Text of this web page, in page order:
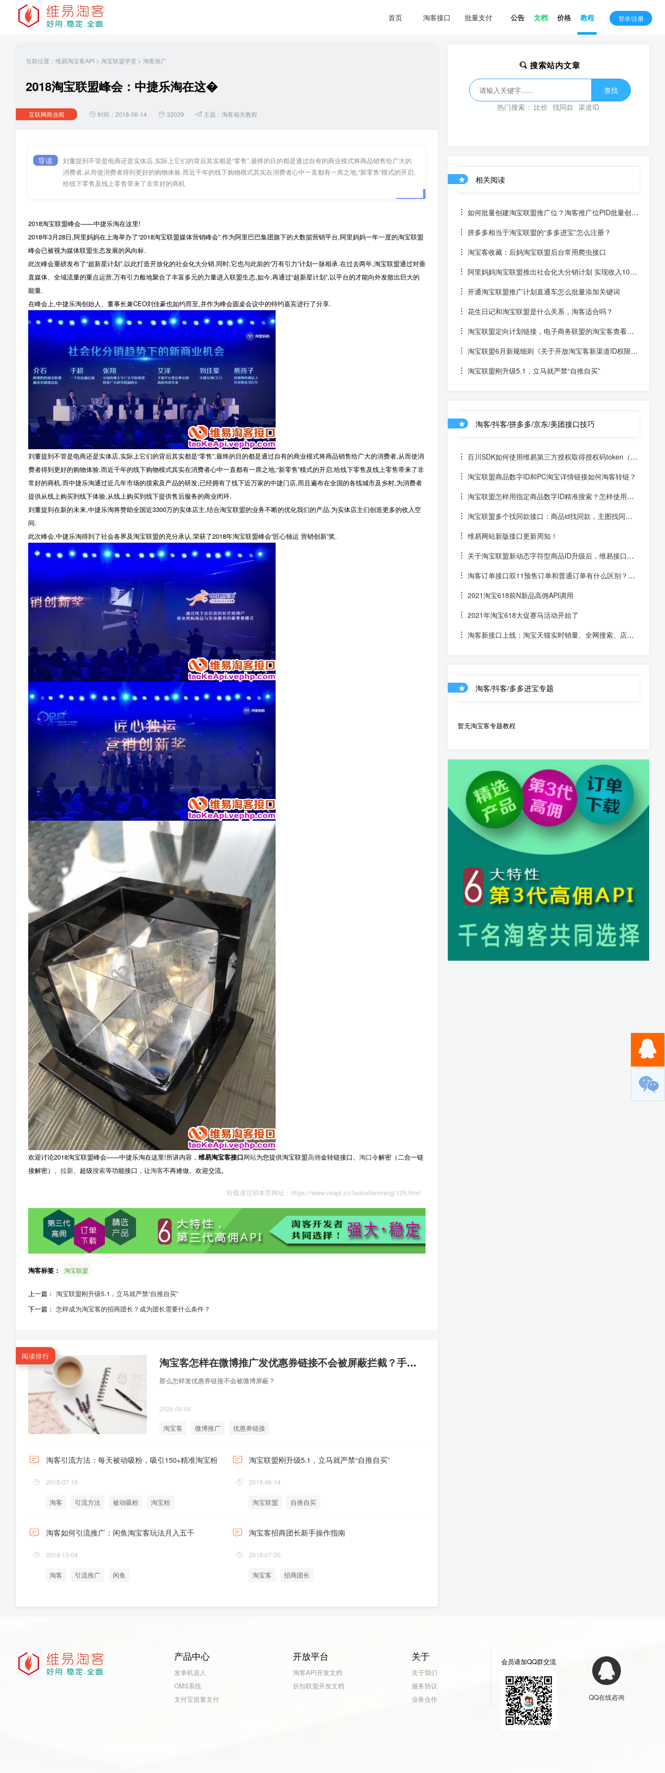
首页 淘客接口 批量支付 公告 文档 价格 教程 登录/注册
当前位置： 维易淘宝客API > 淘宝联盟学堂 > 淘客推广
2018淘宝联盟峰会：中捷乐淘在这�
互联网商业闻 时间：2018-06-14 32029 主题： 淘客相关教程
导读
刘董提到不管是电商还是实体店,实际上它们的背后其实都是“零售”,最终的目的都是通过自有的商业模式将商品销售给广大的
消费者,从而使消费者得到更好的购物体验.而近千年的线下购物模式其实在消费者心中一直都有一席之地,“新零售”模式的开启,
给线下零售及线上零售带来了非常好的商机
2018淘宝联盟峰会——中捷乐淘在这里!
2018年3月28日,阿里妈妈在上海举办了“2018淘宝联盟媒体营销峰会”.作为阿里巴巴集团旗下的大数据营销平台,阿里妈妈一年一度的淘宝联盟
峰会已被视为媒体联盟生态发展的风向标.
此次峰会重磅发布了“超新星计划”,以此打造开放化的社会化大分销.同时,它也与此前的“万有引力”计划一脉相承.在过去两年,淘宝联盟通过对垂
直媒体、全域流量的重点运营,万有引力般地聚合了丰富多元的力量进入联盟生态,如今,再通过“超新星计划”,以平台的才能向外发散出巨大的
能量.
在峰会上,中捷乐淘创始人、董事长兼CEO刘佳豪也如约而至,并作为峰会圆桌会议中的特约嘉宾进行了分享.
刘董提到不管是电商还是实体店,实际上它们的背后其实都是“零售”,最终的目的都是通过自有的商业模式将商品销售给广大的消费者,从而使消
费者得到更好的购物体验.而近千年的线下购物模式其实在消费者心中一直都有一席之地,“新零售”模式的开启,给线下零售及线上零售带来了非
常好的商机.而中捷乐淘通过近几年市场的摸索及产品的研发,已经拥有了线下近万家的中捷门店,而且遍布在全国的各线城市及乡村,为消费者
提供从线上购买到线下体验,从线上购买到线下提供售后服务的商业闭环.
刘董提到在新的未来,中捷乐淘将赞助全国近3300万的实体店主,结合淘宝联盟的业务不断的优化我们的产品,为实体店主们创造更多的收入空
间.
此次峰会,中捷乐淘得到了社会各界及淘宝联盟的充分承认,荣获了2018年淘宝联盟峰会“匠心独运 营销创新”奖.
欢迎讨论2018淘宝联盟峰会——中捷乐淘在这里!所讲内容， 维易淘宝客接口网站为您提供淘宝联盟高佣金转链接口、 淘口令解密（二合一链
接解密）、 拉新、超级搜索等功能接口，让淘客不再难做。欢迎交流。
转载请注明本页网址： https://www.veapi.cn/taokelianmeng/125.html
淘客标签： 淘宝联盟
上一篇： 淘宝联盟刚升级5.1，立马就严禁“自推自买”
下一篇： 怎样成为淘宝客的招商团长？成为团长需要什么条件？
阅读排行 淘宝客怎样在微博推广发优惠券链接不会被屏蔽拦截？手机新浪微博APP怎么直接跳到淘宝APP领券？
那么怎样发优惠券链接不会被微博屏蔽？
2026-08-06
淘宝客 微博推广 优惠券链接
淘客引流方法：每天被动吸粉，吸引150+精准淘宝粉
2018-07-19
淘客 引流方法 被动吸粉 淘宝粉
淘宝联盟刚升级5.1，立马就严禁“自推自买”
2018-06-14
淘宝联盟 自推自买
淘客如何引流推广：闲鱼淘宝客玩法月入五千
2018-10-04
淘客 引流推广 闲鱼
淘宝客招商团长新手操作指南
2018-07-20
淘宝客 招商团长
搜索站内文章
查找
热门搜索： 比价 找同款 渠道ID
相关阅读
如何批量创建淘宝联盟推广位？淘客推广位PID批量创建
软件下载
拼多多相当于淘宝联盟的“多多进宝”怎么注册？
淘宝客收藏：后妈淘宝联盟后台常用爬虫接口
阿里妈妈淘宝联盟推出社会化大分销计划 实现收入10万
+ 开通淘宝联盟推广计划直通车怎么批量添加关键词
花生日记和淘宝联盟是什么关系，淘客适合吗？
淘宝联盟定向计划链接，电子商务联盟的淘宝客查看教
程 淘宝联盟6月新规细则《关于开放淘宝客新渠道ID权限的
公告》
淘宝联盟刚升级5.1，立马就严禁“自推自买”
淘客/抖客/拼多多/京东/美团接口技巧
百川SDK如何使用维易第三方授权取得授权码token（un
iapp）
淘宝联盟商品数字ID和PC淘宝详情链接如何淘客转链？
淘宝联盟怎样用指定商品数字ID精准搜索？怎样使用数
字ID和场景ID2转链？
淘宝联盟多个找同款接口：商品id找同款，主图找同
款，SKU找同款
维易网站新版接口更新周知！
关于淘宝联盟新动态字符型商品ID升级后，维易接口跟
进情况和API调用说明
淘客订单接口双11预售订单和普通订单有什么区别？怎
么区分是淘客双11预售订单是否已付尾款？预售中支付了定
金的宝贝该如何计算佣金
2021淘宝618前N新品高佣API调用
2021年淘宝618大促赛马活动开始了
淘客新接口上线：淘宝天猫实时销量、全网搜索、店铺
淘客/抖客/多多进宝专题
暂无淘宝客专题教程
产品中心
发单机器人
CMS系统
支付宝批量支付
开放平台
淘客API开发文档
折扣联盟开发文档
关于
关于我们
服务协议
业务合作
会员请加QQ群交流
QQ在线咨询